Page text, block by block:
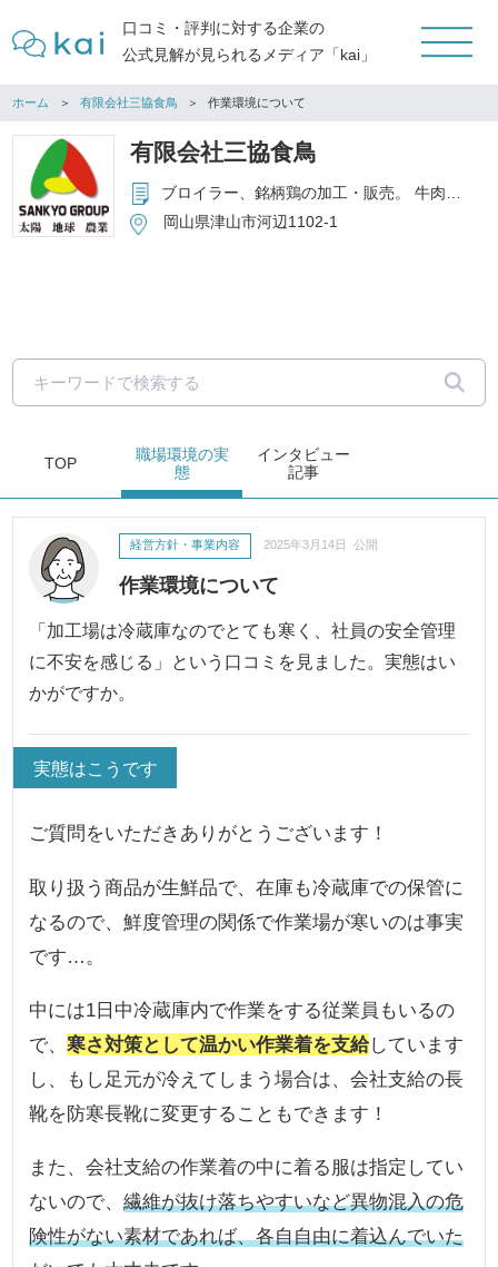
口コミ・評判に対する企業の
公式見解が見られるメディア「kai」
ホーム 有限会社三協食鳥 作業環境について
有限会社三協食鳥
ブロイラー、銘柄鶏の加工・販売。 牛肉、豚肉、加工品および一部輸入肉の卸販売。 農畜産物の生産・加工・販売。
岡山県津山市河辺1102-1
TOP
職場環境の実
態
インタビュー
記事
作業環境について
経営方針・事業内容 2025年3月14日 公開
「加工場は冷蔵庫なのでとても寒く、社員の安全管理
に不安を感じる」という口コミを見ました。実態はい
かがですか。
実態はこうです
ご質問をいただきありがとうございます！
取り扱う商品が生鮮品で、在庫も冷蔵庫での保管に
なるので、鮮度管理の関係で作業場が寒いのは事実
です…。
中には1日中冷蔵庫内で作業をする従業員もいるの
で、寒さ対策として温かい作業着を支給しています
し、もし足元が冷えてしまう場合は、会社支給の長
靴を防寒長靴に変更することもできます！
また、会社支給の作業着の中に着る服は指定してい
ないので、繊維が抜け落ちやすいなど異物混入の危
険性がない素材であれば、各自自由に着込んでいた